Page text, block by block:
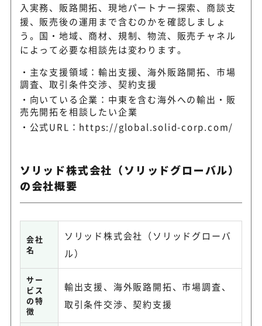
入実務、販路開拓、現地パートナー探索、商談支
援、販売後の運用まで含むのかを確認しましょ
う。国・地域、商材、規制、物流、販売チャネル
によって必要な相談先は変わります。
主な支援領域：輸出支援、海外販路開拓、市場
調査、取引条件交渉、契約支援
向いている企業：中東を含む海外への輸出・販
売先開拓を相談したい企業
公式URL： https://global.solid-corp.com/
ソリッド株式会社（ソリッドグローバル）
の会社概要
会社
名
ソリッド株式会社（ソリッドグローバ
ル）
サー
ビス
の特
徴
輸出支援、海外販路開拓、市場調査、
取引条件交渉、契約支援